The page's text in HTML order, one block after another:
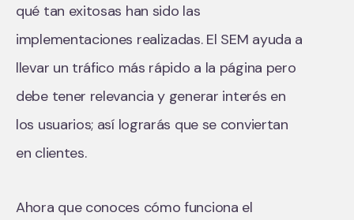
qué tan exitosas han sido las
implementaciones realizadas. El SEM ayuda a
llevar un tráfico más rápido a la página pero
debe tener relevancia y generar interés en
los usuarios; así lograrás que se conviertan
en clientes.
Ahora que conoces cómo funciona el